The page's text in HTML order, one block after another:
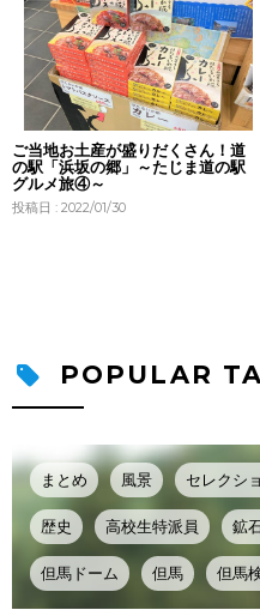
ご当地お土産が盛りだくさん！道
の駅「浜坂の郷」～たじま道の駅
グルメ旅④～
投稿日 : 2022/01/30
POPULAR
まとめ 風景 セレクシ
歴史 高校生特派員 鉱
但馬ドーム 但馬 但馬